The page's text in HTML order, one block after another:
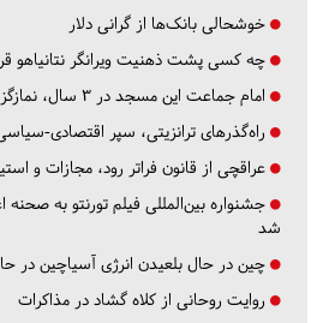
خوشحالی بانک‌ها از گرانی دلار
چه کسی پشت ذهنیت ویرانگر نتانیاهو
امام جماعت این مسجد در ۳ سال، نمازگزاران را ۴ برابر کرد
راه‌گذرهای ترانزیتی، سپر اقتصادی-
عراقچی از قانون فراتر رود، مجازات و
جشنواره بین‌المللی فیلم تورنتو به
شد
چین در حال بلعیدن انرژی آسیاچین در
روایت روحانی از کلاه گشاد در مذاکرات